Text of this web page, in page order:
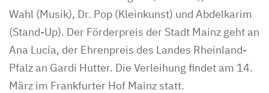
Wahl (Musik), Dr. Pop (Kleinkunst) und Abdelkarim
(Stand-Up). Der Förderpreis der Stadt Mainz geht an
Ana Lucía, der Ehrenpreis des Landes Rheinland-
Pfalz an Gardi Hutter. Die Verleihung findet am 14.
März im Frankfurter Hof Mainz statt.